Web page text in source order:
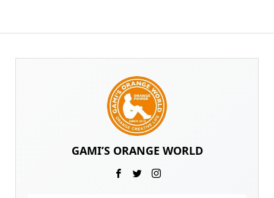
GAMI’S ORANGE WORLD